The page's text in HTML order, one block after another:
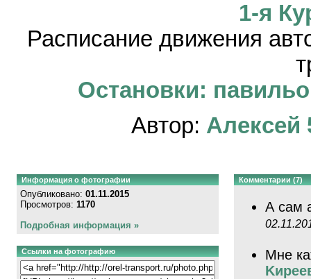
1-я
Расписание движения
Остановки:
Автор: Алексей
Информация о фотографии
Опубликовано: 01.11.2015
Просмотров: 1170
Подробная информация »
Ссылки на фотографию
Комментарии (7)
А сам
Мне